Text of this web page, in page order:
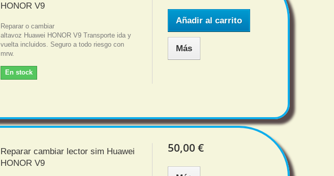
HONOR V9
Reparar o cambiar
altavoz Huawei HONOR V9 Transporte ida y
vuelta incluidos. Seguro a todo riesgo con
mrw.
En stock
Añadir al carrito
Más
Reparar cambiar lector sim Huawei
HONOR V9
50,00 €